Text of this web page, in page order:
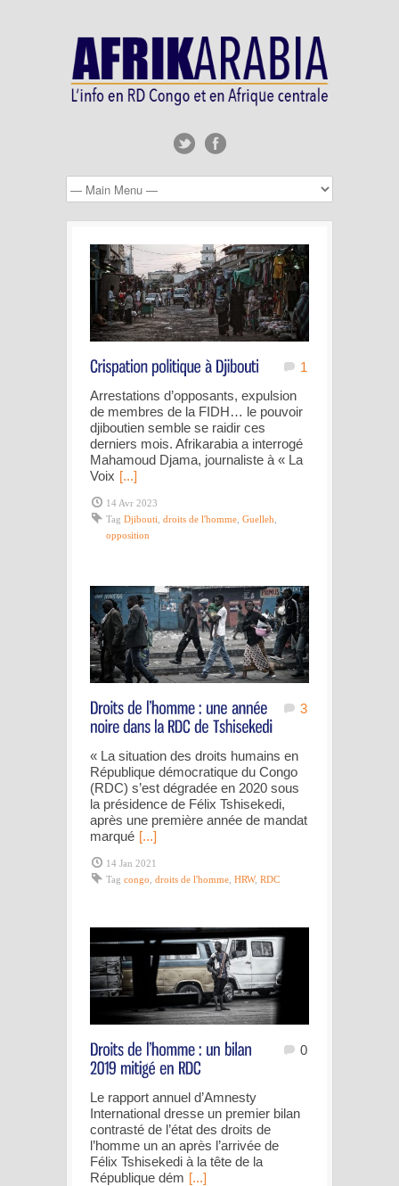
1
Arrestations d’opposants, expulsion
de membres de la FIDH… le pouvoir
djiboutien semble se raidir ces
derniers mois. Afrikarabia a interrogé
Mahamoud Djama, journaliste à « La
Voix [...]
14 Avr 2023
Tag Djibouti droits de l'homme Guelleh
opposition
3
« La situation des droits humains en
République démocratique du Congo
(RDC) s’est dégradée en 2020 sous
la présidence de Félix Tshisekedi,
après une première année de mandat
marqué [...]
14 Jan 2021
Tag congo droits de l'homme HRW, RDC
0
Le rapport annuel d’Amnesty
International dresse un premier bilan
contrasté de l’état des droits de
l’homme un an après l’arrivée de
Félix Tshisekedi à la tête de la
République dém [...]